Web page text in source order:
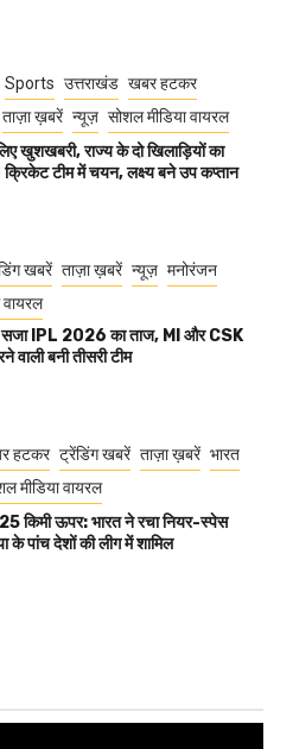
Sports उत्तराखंड खबर हटकर
ताज़ा ख़बरें न्यूज़ सोशल मीडिया वायरल
खुशखबरी, राज्य के दो खिलाड़ियों का
टीम में चयन, लक्ष्य बने उप कप्तान
खबरें ताज़ा ख़बरें न्यूज़ मनोरंजन
वायरल
सजा IPL 2026 का ताज, MI और CSK
वाली बनी तीसरी टीम
हटकर ट्रेंडिंग खबरें ताज़ा ख़बरें भारत
मीडिया वायरल
किमी ऊपर: भारत ने रचा नियर-स्पेस
के पांच देशों की लीग में शामिल